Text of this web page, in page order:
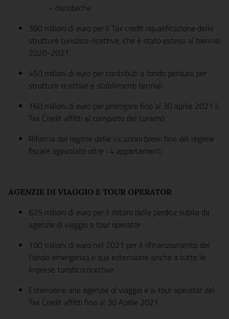
- discoteche
380 milioni di euro per il Tax credit riqualificazione delle
strutture turistico-ricettive, che è stato esteso al biennio
2020-2021
450 milioni di euro per contributi a fondo perduto per
strutture ricettive e stabilimenti termali
160 milioni di euro per prorogare fino al 30 aprile 2021 il
Tax Credit affitti al comparto del turismo
Riforma del regime delle locazioni brevi: fine del regime
fiscale agevolato oltre i 4 appartamenti
AGENZIE DI VIAGGIO E TOUR OPERATOR
625 milioni di euro per il ristoro delle perdite subite da
agenzie di viaggio e tour operator
100 milioni di euro nel 2021 per il rifinanziamento del
Fondo emergenza e sua estensione anche a tutte le
imprese turistico ricettive
Estensione alle agenzie di viaggio e ai tour operator del
Tax Credit affitti fino al 30 Aprile 2021